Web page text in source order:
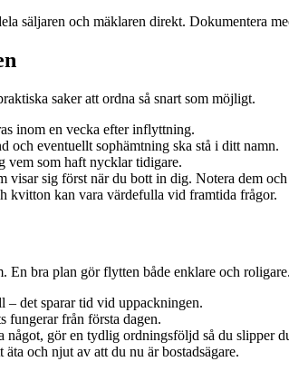
säljaren och mäklaren direkt. Dokumentera
saker att ordna så snart som möjligt.
inom en vecka efter inflyttning.
och eventuellt sophämtning ska stå i ditt namn.
vem som haft nycklar tidigare.
visar sig först när du bott in dig. Notera dem
kvitton kan vara värdefulla vid framtida frågor.
En bra plan gör flytten både enklare och roligare.
det sparar tid vid uppackningen.
fungerar från första dagen.
något, gör en tydlig ordningsföljd så du slipper
och njut av att du nu är bostadsägare.